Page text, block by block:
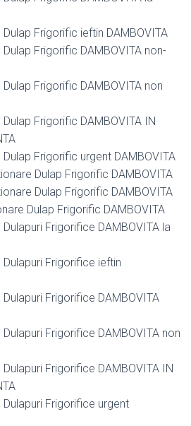
Frigorific ieftin DAMBOVITA
Frigorific DAMBOVITA non-
Frigorific DAMBOVITA non
Frigorific DAMBOVITA IN
Frigorific urgent DAMBOVITA
Dulap Frigorific DAMBOVITA
Dulap Frigorific DAMBOVITA
Dulap Frigorific DAMBOVITA
Frigorifice DAMBOVITA la
Frigorifice ieftin
Frigorifice DAMBOVITA
Frigorifice DAMBOVITA non
Frigorifice DAMBOVITA IN
Frigorifice urgent